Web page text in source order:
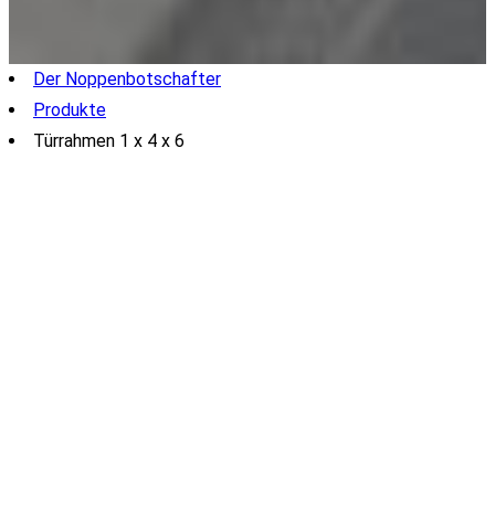
Der Noppenbotschafter
Produkte
Türrahmen 1 x 4 x 6